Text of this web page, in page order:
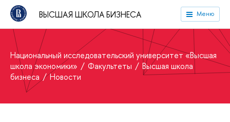
ВЫСШАЯ ШКОЛА БИЗНЕСА Меню
Национальный исследовательский университет «Высшая
школа экономики»
Факультеты
Высшая школа
бизнеса
Новости